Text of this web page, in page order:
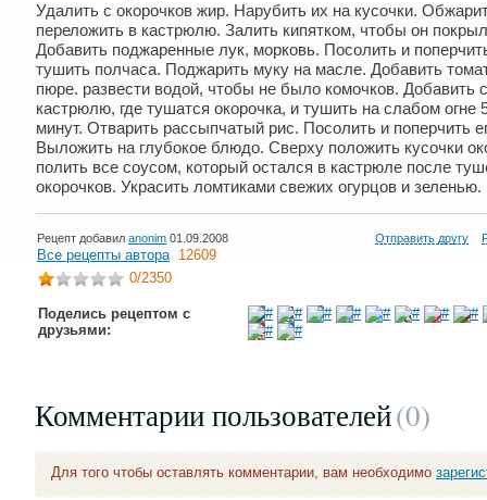
Удалить с окорочков жир. Нарубить их на кусочки.
переложить в кастрюлю. Залить кипятком, чтобы он
Добавить поджаренные лук, морковь. Посолить и
тушить полчаса. Поджарить муку на масле. Добавить
пюре. развести водой, чтобы не было комочков. Добавить
кастрюлю, где тушатся окорочка, и тушить на слабом огне
минут. Отварить рассыпчатый рис. Посолить и поперчить
Выложить на глубокое блюдо. Сверху положить кусочки
полить все соусом, который остался в кастрюле после
окорочков. Украсить ломтиками свежих огурцов и зеленью.
Рецепт добавил anonim 01.09.2008 Отправить другу
Все рецепты автора 12609
0/2350
Поделись рецептом с
друзьями:
Комментарии пользователей(0)
Для того чтобы оставлять комментарии, вам необходимо